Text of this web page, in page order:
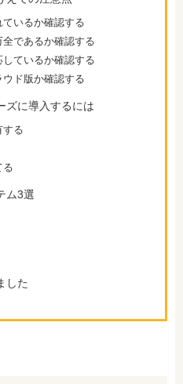
いるか確認する
であるか確認する
ているか確認する
ド版か確認する
ズに導入するには
する
る
ム3選
した